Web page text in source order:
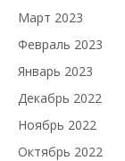
Март 2023
Февраль 2023
Январь 2023
Декабрь 2022
Ноябрь 2022
Октябрь 2022